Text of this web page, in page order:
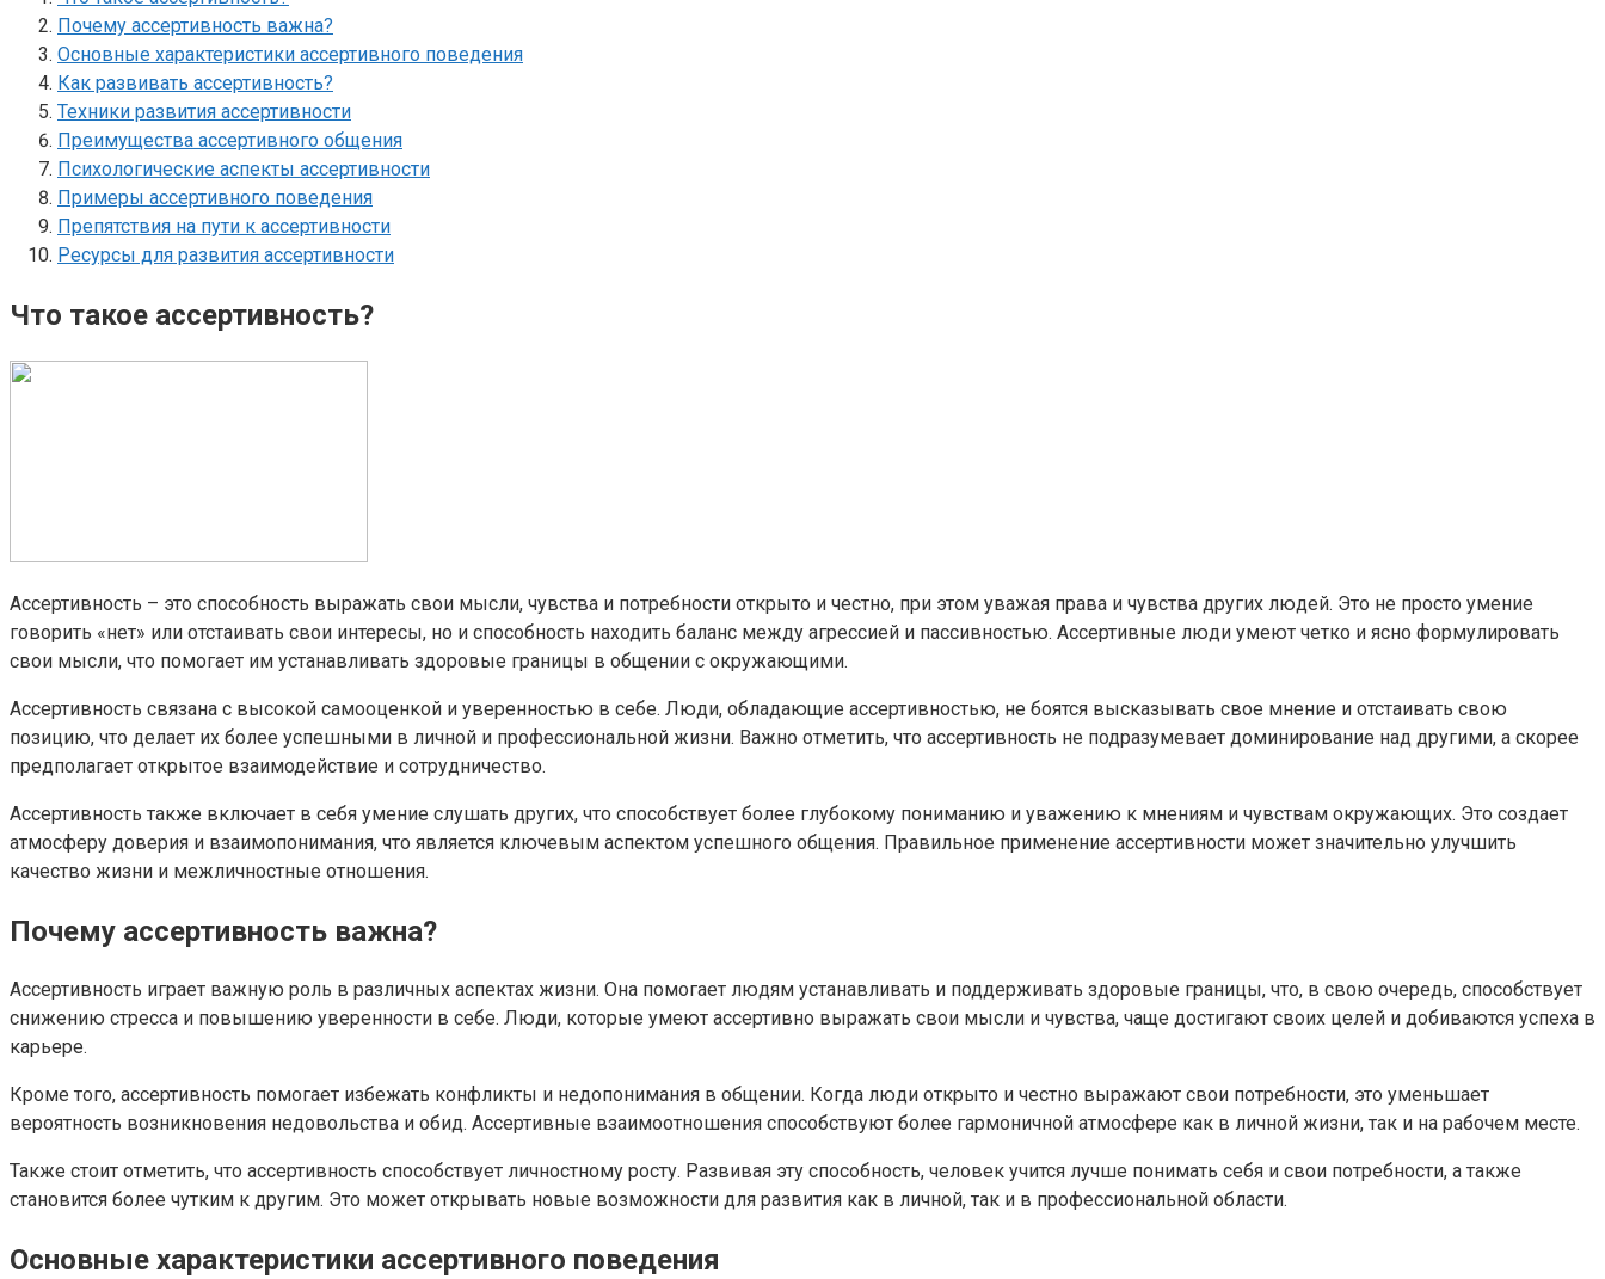
Почему ассертивность важна?
Основные характеристики ассертивного поведения
Как развивать ассертивность?
Техники развития ассертивности
Преимущества ассертивного общения
Психологические аспекты ассертивности
Примеры ассертивного поведения
Препятствия на пути к ассертивности
Ресурсы для развития ассертивности
Что такое ассертивность?
Ассертивность – это способность выражать свои мысли, чувства и потребности открыто и честно, при этом уважая права и чувства других людей. Это не просто умение
говорить «нет» или отстаивать свои интересы, но и способность находить баланс между агрессией и пассивностью. Ассертивные люди умеют четко и ясно формулировать
свои мысли, что помогает им устанавливать здоровые границы в общении с окружающими.
Ассертивность связана с высокой самооценкой и уверенностью в себе. Люди, обладающие ассертивностью, не боятся высказывать свое мнение и отстаивать свою
позицию, что делает их более успешными в личной и профессиональной жизни. Важно отметить, что ассертивность не подразумевает доминирование над другими, а скорее
предполагает открытое взаимодействие и сотрудничество.
Ассертивность также включает в себя умение слушать других, что способствует более глубокому пониманию и уважению к мнениям и чувствам окружающих. Это создает
атмосферу доверия и взаимопонимания, что является ключевым аспектом успешного общения. Правильное применение ассертивности может значительно улучшить
качество жизни и межличностные отношения.
Почему ассертивность важна?
Ассертивность играет важную роль в различных аспектах жизни. Она помогает людям устанавливать и поддерживать здоровые границы, что, в свою очередь, способствует
снижению стресса и повышению уверенности в себе. Люди, которые умеют ассертивно выражать свои мысли и чувства, чаще достигают своих целей и добиваются успеха в
карьере.
Кроме того, ассертивность помогает избежать конфликты и недопонимания в общении. Когда люди открыто и честно выражают свои потребности, это уменьшает
вероятность возникновения недовольства и обид. Ассертивные взаимоотношения способствуют более гармоничной атмосфере как в личной жизни, так и на рабочем месте.
Также стоит отметить, что ассертивность способствует личностному росту. Развивая эту способность, человек учится лучше понимать себя и свои потребности, а также
становится более чутким к другим. Это может открывать новые возможности для развития как в личной, так и в профессиональной области.
Основные характеристики ассертивного поведения